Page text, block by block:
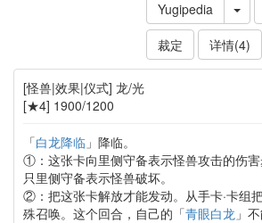
Yugipedia
裁定
详情(4)
[怪兽|效果|仪式] 龙/光
[★4] 1900/1200
「白龙降临 」降临。
①：这张卡向里侧守备表示怪兽攻击的伤
只里侧守备表示怪兽破坏。
②：把这张卡解放才能发动。从手卡·卡组
殊召唤。这个回合，自己的「青眼白龙 」